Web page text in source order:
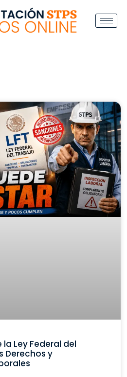
Ley Federal del
Derechos y